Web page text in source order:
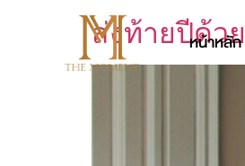
หน้าหลัก
ส่งท้ายปีด้ว